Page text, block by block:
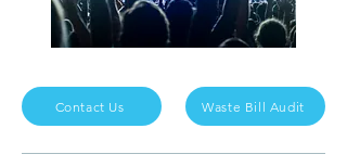
Contact Us Waste Bill Audit